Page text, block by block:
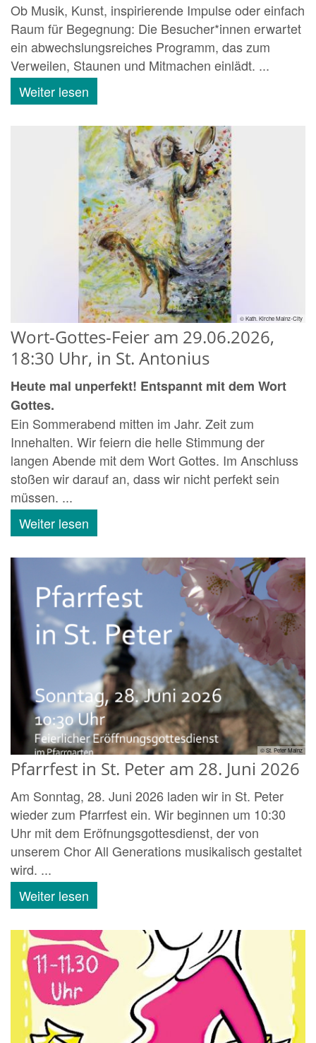
Ob Musik, Kunst, inspirierende Impulse oder einfach
Raum für Begegnung: Die Besucher*innen erwartet
ein abwechslungsreiches Programm, das zum
Verweilen, Staunen und Mitmachen einlädt. ...
Weiter lesen
© Kath. Kirche Mainz-City
Wort-Gottes-Feier am 29.06.2026,
18:30 Uhr, in St. Antonius
Heute mal unperfekt! Entspannt mit dem Wort
Gottes.
Ein Sommerabend mitten im Jahr. Zeit zum
Innehalten. Wir feiern die helle Stimmung der
langen Abende mit dem Wort Gottes. Im Anschluss
stoßen wir darauf an, dass wir nicht perfekt sein
müssen. ...
Weiter lesen
© St. Peter Mainz
Pfarrfest in St. Peter am 28. Juni 2026
Am Sonntag, 28. Juni 2026 laden wir in St. Peter
wieder zum Pfarrfest ein. Wir beginnen um 10:30
Uhr mit dem Eröfnungsgottesdienst, der von
unserem Chor All Generations musikalisch gestaltet
wird. ...
Weiter lesen